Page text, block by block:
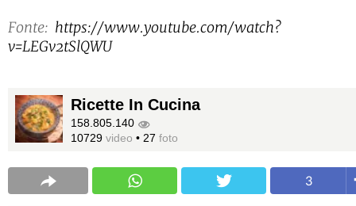
Fonte: https://www.youtube.com/watch?
v=LEGv2tSlQWU
Ricette In Cucina
158.805.140
10729 video • 27 foto
3